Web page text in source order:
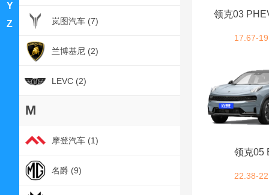
Y
Z
岚图汽车 (7)
兰博基尼 (2)
LEVC (2)
M
摩登汽车 (1)
名爵 (9)
领克03
17.67-
领克05
22.38-